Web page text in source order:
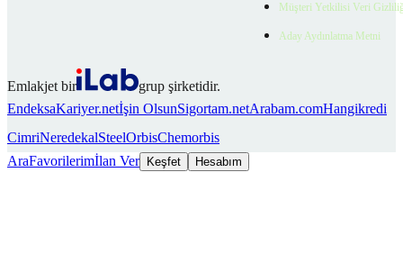
Müşteri Yetkilisi Veri
Aday Aydınlatma Metni
Emlakjet bir
grup şirketidir.
EndeksaKariyer.netİşin OlsunSigortam.netArabam.comHangikredi
CimriNeredekalSteelOrbisChemorbis
AraFavorilerimİlan Ver Keşfet Hesabım